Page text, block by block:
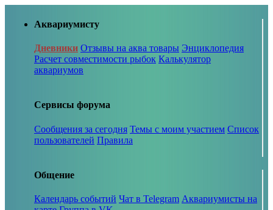
Аквариумисту
Дневники Отзывы на аква товары Энциклопедия
Расчет совместимости рыбок Калькулятор
аквариумов
Сервисы форума
Сообщения за сегодня Темы с моим участием Список
пользователей Правила
Общение
Календарь событий Чат в Telegram Аквариумисты на